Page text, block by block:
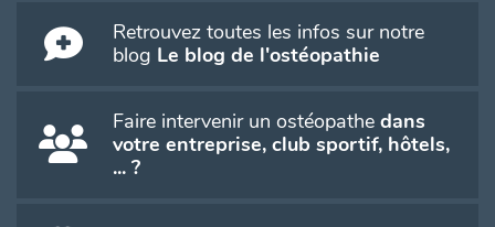
Retrouvez toutes les infos sur notre
blog Le blog de l'ostéopathie
Faire intervenir un ostéopathe dans
votre entreprise, club sportif, hôtels,
... ?